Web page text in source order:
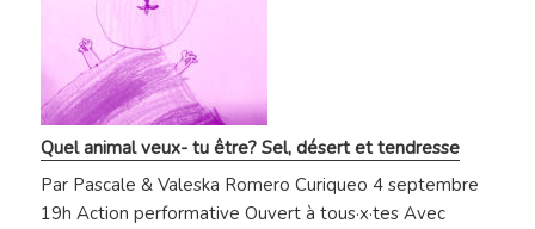
Quel animal veux- tu être? Sel, désert et tendresse
Par Pascale & Valeska Romero Curiqueo 4 septembre
19h Action performative Ouvert à tous·x·tes Avec